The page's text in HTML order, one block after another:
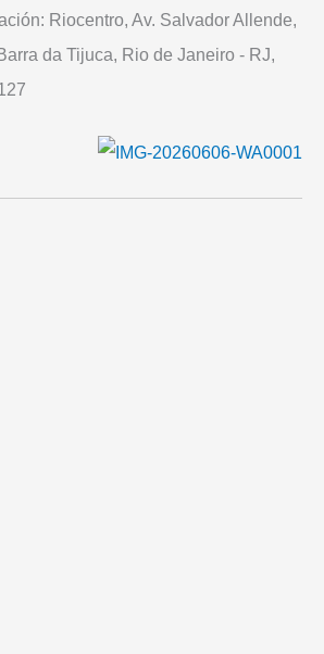
Riocentro, Av. Salvador Allende,
da Tijuca, Rio de Janeiro - RJ,